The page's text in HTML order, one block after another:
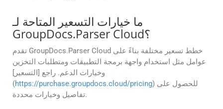
ما خيارات التسعير المتاحة لـ
GroupDocs.Parser Cloud؟
تقدم GroupDocs.Parser Cloud خطط تسعير مختلفة بناءً على
عوامل مثل استخدام واجهة برمجة التطبيقات ومتطلبات التخزين
وخيارات الدعم. راجع [التسعير]
(https://purchase.groupdocs.cloud/pricing) للحصول على
تفاصيل وخيارات محددة.